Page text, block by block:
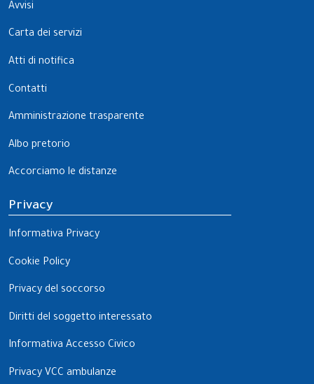
Avvisi
Carta dei servizi
Atti di notifica
Contatti
Amministrazione trasparente
Albo pretorio
Accorciamo le distanze
Privacy
Informativa Privacy
Cookie Policy
Privacy del soccorso
Diritti del soggetto interessato
Informativa Accesso Civico
Privacy VCC ambulanze